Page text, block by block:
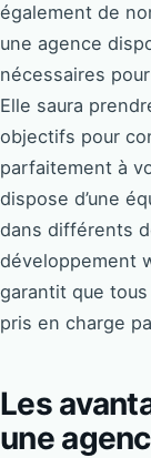
également de
une agence
nécessaires
Elle saura
objectifs pour
parfaitement à
dispose d’une
dans différents
développement
garantit que
pris en charge
Les
une